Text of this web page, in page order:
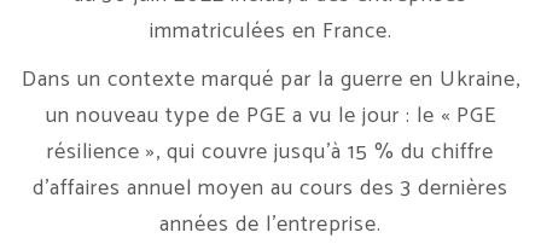
immatriculées en France.
Dans un contexte marqué par la guerre en Ukraine,
un nouveau type de PGE a vu le jour : le « PGE
résilience », qui couvre jusqu’à 15 % du chiffre
d’affaires annuel moyen au cours des 3 dernières
années de l’entreprise.